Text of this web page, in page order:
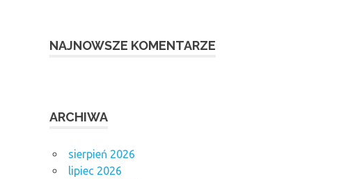
NAJNOWSZE KOMENTARZE
ARCHIWA
sierpień 2026
lipiec 2026